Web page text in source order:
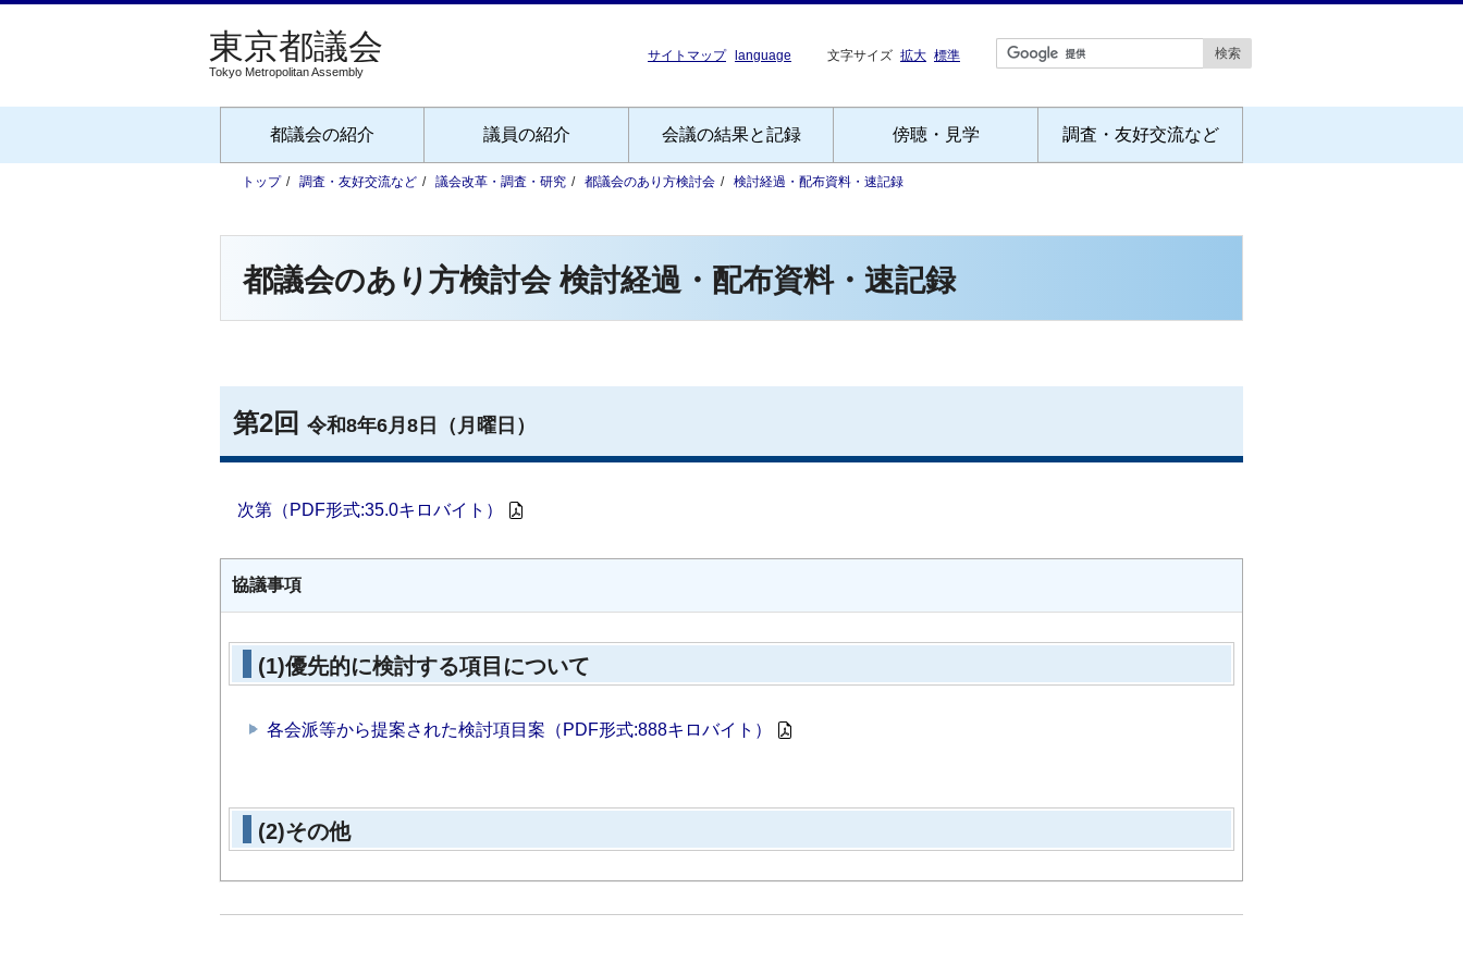
Tokyo Metropolitan Assembly
サイトマップ language 文字サイズ 拡大 標準
都議会の紹介 議員の紹介 会議の結果と記録 傍聴・見学 調査・友好交流など
トップ 調査・友好交流など 議会改革・調査・研究 都議会のあり方検討会 検討経過・配布資料・速記録
都議会のあり方検討会 検討経過・配布資料・速記録
第2回 令和8年6月8日（月曜日）
次第（PDF形式:35.0キロバイト）
協議事項
(1)優先的に検討する項目について
各会派等から提案された検討項目案（PDF形式:888キロバイト）
(2)その他